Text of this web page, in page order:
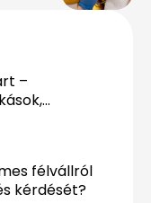
–
félvállról
kérdését?